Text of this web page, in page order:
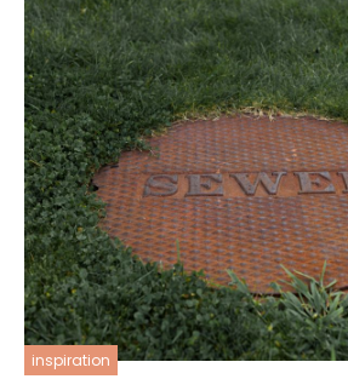
inspiration